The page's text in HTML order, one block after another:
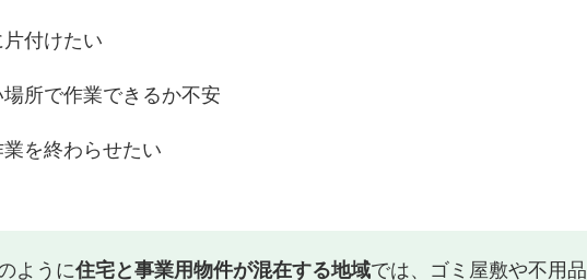
付けたい
所で作業できるか不安
を終わらせたい
ように住宅と事業用物件が混在する地域では、ゴミ屋敷や不用